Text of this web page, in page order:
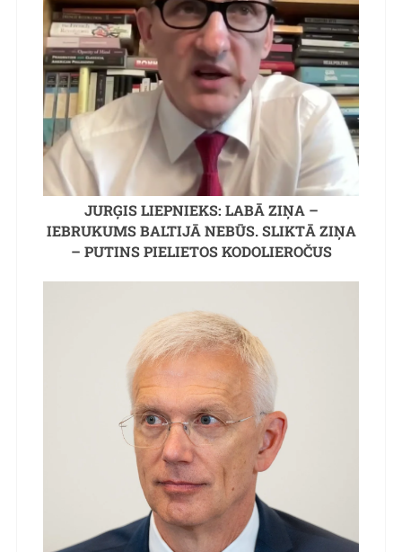
JURĢIS LIEPNIEKS: LABĀ ZIŅA –
IEBRUKUMS BALTIJĀ NEBŪS. SLIKTĀ ZIŅA
– PUTINS PIELIETOS KODOLIEROČUS